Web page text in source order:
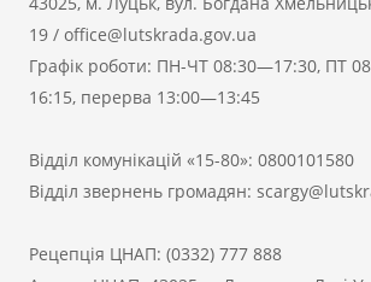
19 / office@lutskrada.gov.ua
Графік роботи: ПН-ЧТ 08:30—17:30, ПТ
16:15, перерва 13:00—13:45
Відділ комунікацій «15-80»: 0800101580
Відділ звернень громадян:
Рецепція ЦНАП: (0332) 777 888